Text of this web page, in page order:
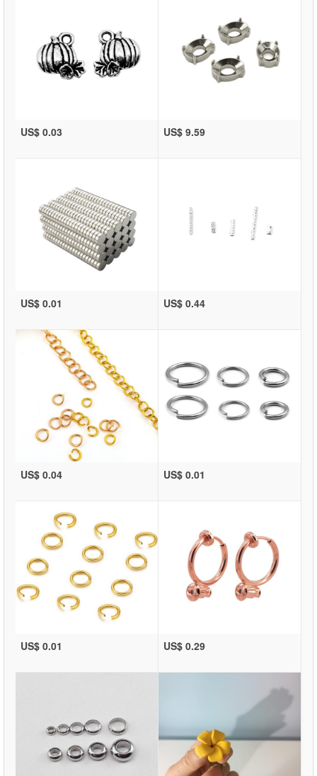
US$ 0.03 US$ 9.59
US$ 0.01 US$ 0.44
US$ 0.04 US$ 0.01
US$ 0.01 US$ 0.29